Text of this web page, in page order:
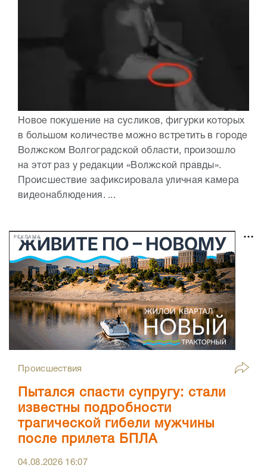
Новое покушение на сусликов, фигурки которых
в большом количестве можно встретить в городе
Волжском Волгоградской области, произошло
на этот раз у редакции «Волжской правды».
Происшествие зафиксировала уличная камера
видеонаблюдения. ...
РЕКЛАМА
Происшествия
Пытался спасти супругу: стали
известны подробности
трагической гибели мужчины
после прилета БПЛА
04.08.2026 16:07